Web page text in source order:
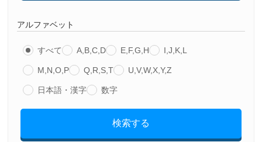
アルファベット
すべて A,B,C,D E,F,G,H I,J,K,L
M,N,O,P Q,R,S,T U,V,W,X,Y,Z
日本語・漢字 数字
検索する